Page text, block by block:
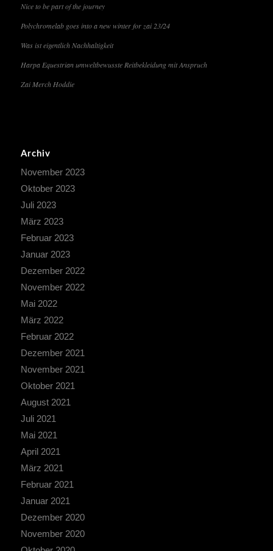
Nice to be part of the journey
Polychromelab goes into a new winter for zai 23/24
Was ist eigentlich Nachhaltigkeit
Harpa Equestrian umweltbewusste Reitbekleidung mit Anspruch
Zai Merch Hoddie
Archiv
November 2023
Oktober 2023
Juli 2023
März 2023
Februar 2023
Januar 2023
Dezember 2022
November 2022
Mai 2022
März 2022
Februar 2022
Dezember 2021
November 2021
Oktober 2021
August 2021
Juli 2021
Mai 2021
April 2021
März 2021
Februar 2021
Januar 2021
Dezember 2020
November 2020